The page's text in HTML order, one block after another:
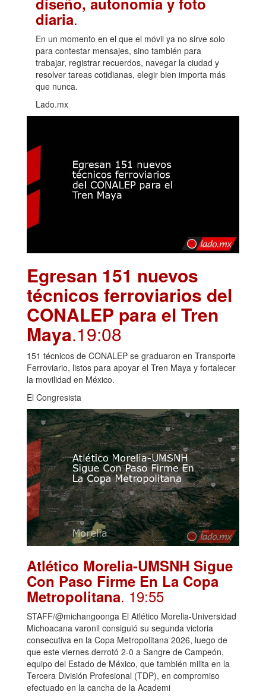
diaria.
En un momento en el que el móvil ya no sirve solo
para contestar mensajes, sino también para
trabajar, registrar recuerdos, navegar la ciudad y
resolver tareas cotidianas, elegir bien importa más
que nunca.
Lado.mx
Egresan 151 nuevos
técnicos ferroviarios del
CONALEP para el Tren
Maya.19:08
151 técnicos de CONALEP se graduaron en Transporte
Ferroviario, listos para apoyar el Tren Maya y fortalecer
la movilidad en México.
El Congresista
Atlético Morelia-UMSNH Sigue
Con Paso Firme En La Copa
Metropolitana. 19:55
STAFF/@michangoonga El Atlético Morelia-Universidad
Michoacana varonil consiguió su segunda victoria
consecutiva en la Copa Metropolitana 2026, luego de
que este viernes derrotó 2-0 a Sangre de Campeón,
equipo del Estado de México, que también milita en la
Tercera División Profesional (TDP), en compromiso
efectuado en la cancha de la Academi